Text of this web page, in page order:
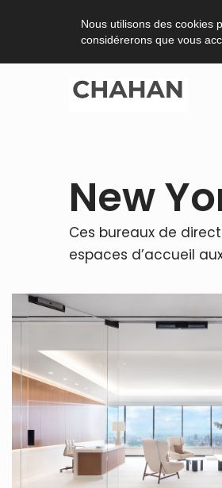
Nous utilisons des cookies
considérerons que vous
New
Ces bureaux de
espaces d’accueil